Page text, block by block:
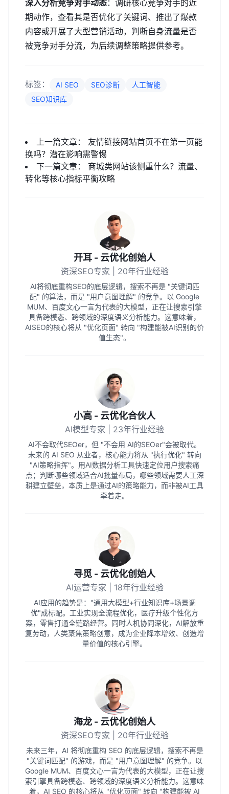
深入分析竞争对手动态：调研核心竞争对手的近
期动作，查看其是否优化了关键词、推出了爆款
内容或开展了大型营销活动，判断自身流量是否
被竞争对手分流，为后续调整策略提供参考。
标签： AI SEO SEO诊断
人工智能
SEO知识库
上一篇文章： 友情链接网站首页不在第一页能
换吗？潜在影响需警惕
下一篇文章： 商城类网站该侧重什么？流量、
转化等核心指标平衡攻略
开耳 - 云优化创始人
资深SEO专家 | 20年行业经验
AI将彻底重构SEO的底层逻辑，搜索不再是 "关键词匹
配" 的算法，而是 "用户意图理解" 的竞争。以 Google
MUM、百度文心一言为代表的大模型，正在让搜索引擎
具备跨模态、跨领域的深度语义分析能力。这意味着，
AISEO的核心将从 "优化页面" 转向 "构建能被AI识别的价
值生态"。
小高 - 云优化合伙人
AI模型专家 | 23年行业经验
AI不会取代SEOer，但 "不会用 AI的SEOer"会被取代。
未来的 AI SEO 从业者，核心能力将从 "执行优化" 转向
"AI策略指挥"。用AI数据分析工具快速定位用户搜索痛
点；判断哪些领域适合AI批量布局，哪些领域需要人工深
耕建立壁垒，本质上是通过AI的策略能力，而非被AI工具
牵着走。
寻觅 - 云优化创始人
AI运营专家 | 18年行业经验
AI应用的趋势是："通用大模型+行业知识库+场景调
优"成标配。工业实现全流程优化，医疗升级个性化方
案，零售打通全链路经营。同时人机协同深化，AI解放重
复劳动，人类聚焦策略创意，成为企业降本增效、创造增
量价值的核心引擎。
海龙 - 云优化创始人
资深SEO专家 | 20年行业经验
未来三年，AI 将彻底重构 SEO 的底层逻辑，搜索不再是
"关键词匹配" 的游戏，而是 "用户意图理解" 的竞争。以
Google MUM、百度文心一言为代表的大模型，正在让搜
索引擎具备跨模态、跨领域的深度语义分析能力。这意味
着，AI SEO 的核心将从 "优化页面" 转向 "构建能被 AI